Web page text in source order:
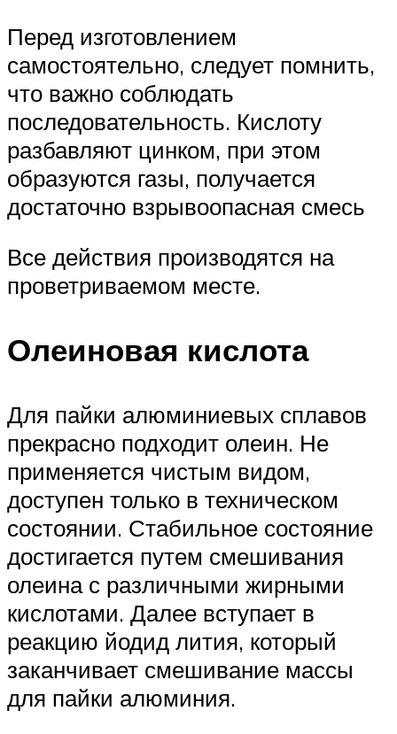
Перед изготовлением
самостоятельно, следует помнить,
что важно соблюдать
последовательность. Кислоту
разбавляют цинком, при этом
образуются газы, получается
достаточно взрывоопасная смесь
Все действия производятся на
проветриваемом месте.
Олеиновая кислота
Для пайки алюминиевых сплавов
прекрасно подходит олеин. Не
применяется чистым видом,
доступен только в техническом
состоянии. Стабильное состояние
достигается путем смешивания
олеина с различными жирными
кислотами. Далее вступает в
реакцию йодид лития, который
заканчивает смешивание массы
для пайки алюминия.